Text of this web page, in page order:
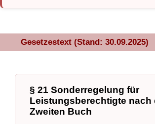
Gesetzestext (Stand: 30.09.2025)
§ 21 Sonderregelung für
Leistungsberechtigte nach
Zweiten Buch